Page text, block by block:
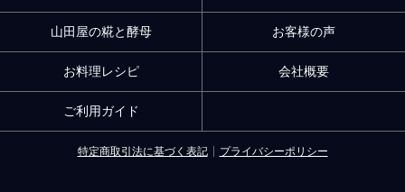
山田屋の糀と酵母 お客様の声
お料理レシピ 会社概要
ご利用ガイド
特定商取引法に基づく表記 プライバシーポリシー